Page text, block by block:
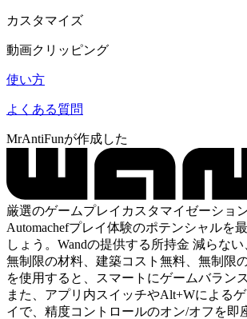
カスタマイズ
動画クリッピング
使い方
よくある質問
MrAntiFunが作成した
厳選のゲームプレイカスタマイゼーショ
Automachefプレイ体験のポテンシャルを
しょう。Wandの提供する所持金 減らない
無制限の材料、建築コスト無料、無制限
を使用すると、スマートにゲームバラン
また、アプリ内スイッチやAlt+Wによる
イで、精度コントロールのオン/オフを即